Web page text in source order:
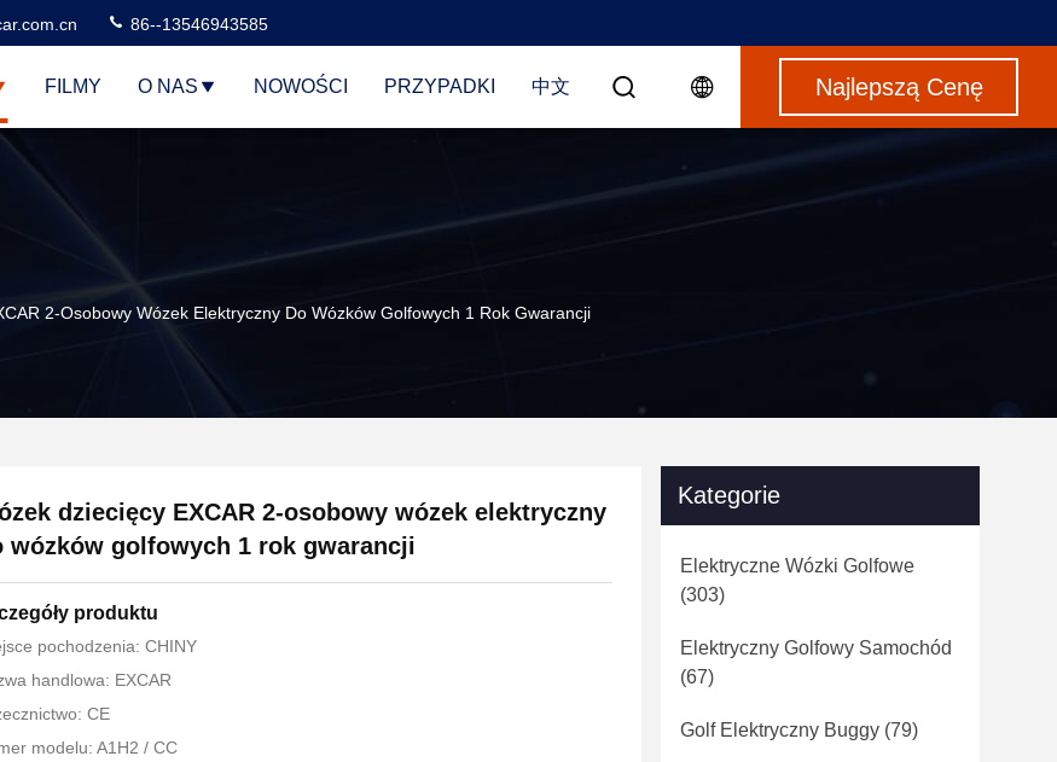
86--13546943585
FILMY O NAS NOWOŚCI PRZYPADKI 中文 Najlepszą Cenę
2-Osobowy Wózek Elektryczny Do Wózków Golfowych 1 Rok Gwarancji
dziecięcy EXCAR 2-osobowy wózek elektryczny
wózków golfowych 1 rok gwarancji
produktu
pochodzenia: CHINY
handlowa: EXCAR
CE
modelu: A1H2 / CC
Kategorie
Elektryczne Wózki Golfowe
(303)
Elektryczny Golfowy Samochód
(67)
Golf Elektryczny Buggy (79)